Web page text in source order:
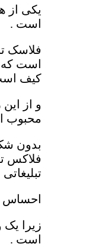
یکی از
است .
فلاسک
است که
کیف
و از این
محبوب
بدون
فلاکس
تبلیغاتی
احساس
زیرا
است .